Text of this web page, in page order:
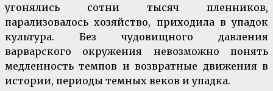
угонялись сотни тысяч пленников,
парализовалось хозяйство, приходила в упадок
культура. Без чудовищного давления
варварского окружения невозможно понять
медленность темпов и возвратные движения в
истории, периоды темных веков и упадка.